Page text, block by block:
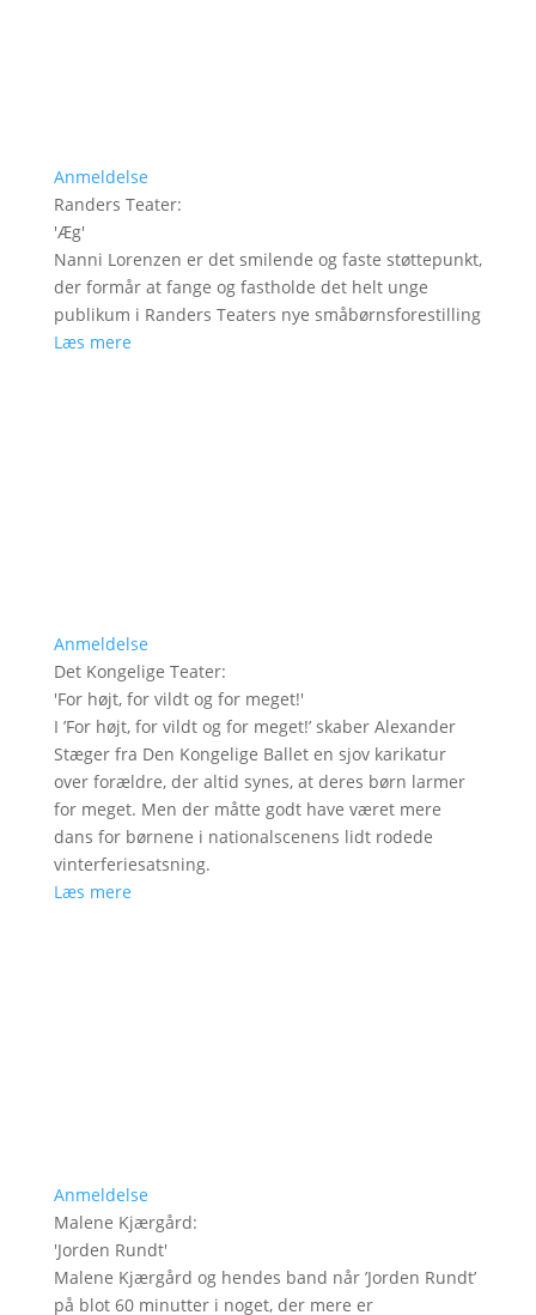
Anmeldelse
Randers Teater:
'Æg'
Nanni Lorenzen er det smilende og faste støttepunkt,
der formår at fange og fastholde det helt unge
publikum i Randers Teaters nye småbørnsforestilling
Læs mere
Anmeldelse
Det Kongelige Teater:
'For højt, for vildt og for meget!'
I ’For højt, for vildt og for meget!’ skaber Alexander
Stæger fra Den Kongelige Ballet en sjov karikatur
over forældre, der altid synes, at deres børn larmer
for meget. Men der måtte godt have været mere
dans for børnene i nationalscenens lidt rodede
vinterferiesatsning.
Læs mere
Anmeldelse
Malene Kjærgård:
'Jorden Rundt'
Malene Kjærgård og hendes band når ’Jorden Rundt’
på blot 60 minutter i noget, der mere er